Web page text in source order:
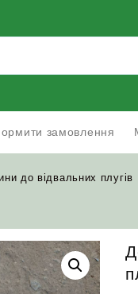
замовлення
до відвальних